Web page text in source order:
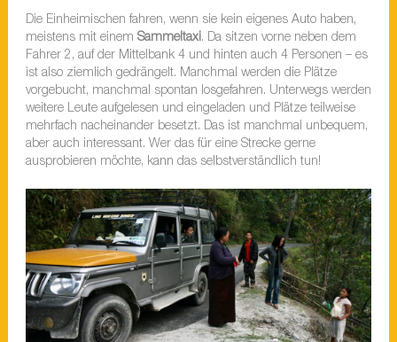
Die Einheimischen fahren, wenn sie kein eigenes Auto haben,
meistens mit einem Sammeltaxi. Da sitzen vorne neben dem
Fahrer 2, auf der Mittelbank 4 und hinten auch 4 Personen – es
ist also ziemlich gedrängelt. Manchmal werden die Plätze
vorgebucht, manchmal spontan losgefahren. Unterwegs werden
weitere Leute aufgelesen und eingeladen und Plätze teilweise
mehrfach nacheinander besetzt. Das ist manchmal unbequem,
aber auch interessant. Wer das für eine Strecke gerne
ausprobieren möchte, kann das selbstverständlich tun!